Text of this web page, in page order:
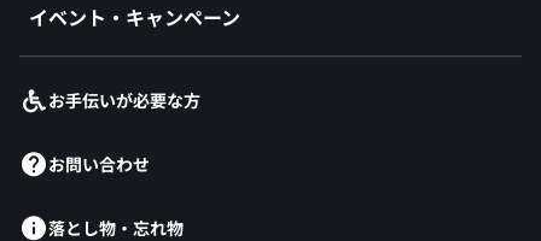
イベント・キャンペーン
お手伝いが必要な方
お問い合わせ
落とし物・忘れ物